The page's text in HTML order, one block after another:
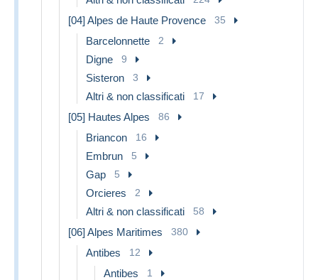
[04] Alpes de Haute Provence 35
Barcelonnette 2
Digne 9
Sisteron 3
Altri & non classificati 17
[05] Hautes Alpes 86
Briancon 16
Embrun 5
Gap 5
Orcieres 2
Altri & non classificati 58
[06] Alpes Maritimes 380
Antibes 12
Antibes 1